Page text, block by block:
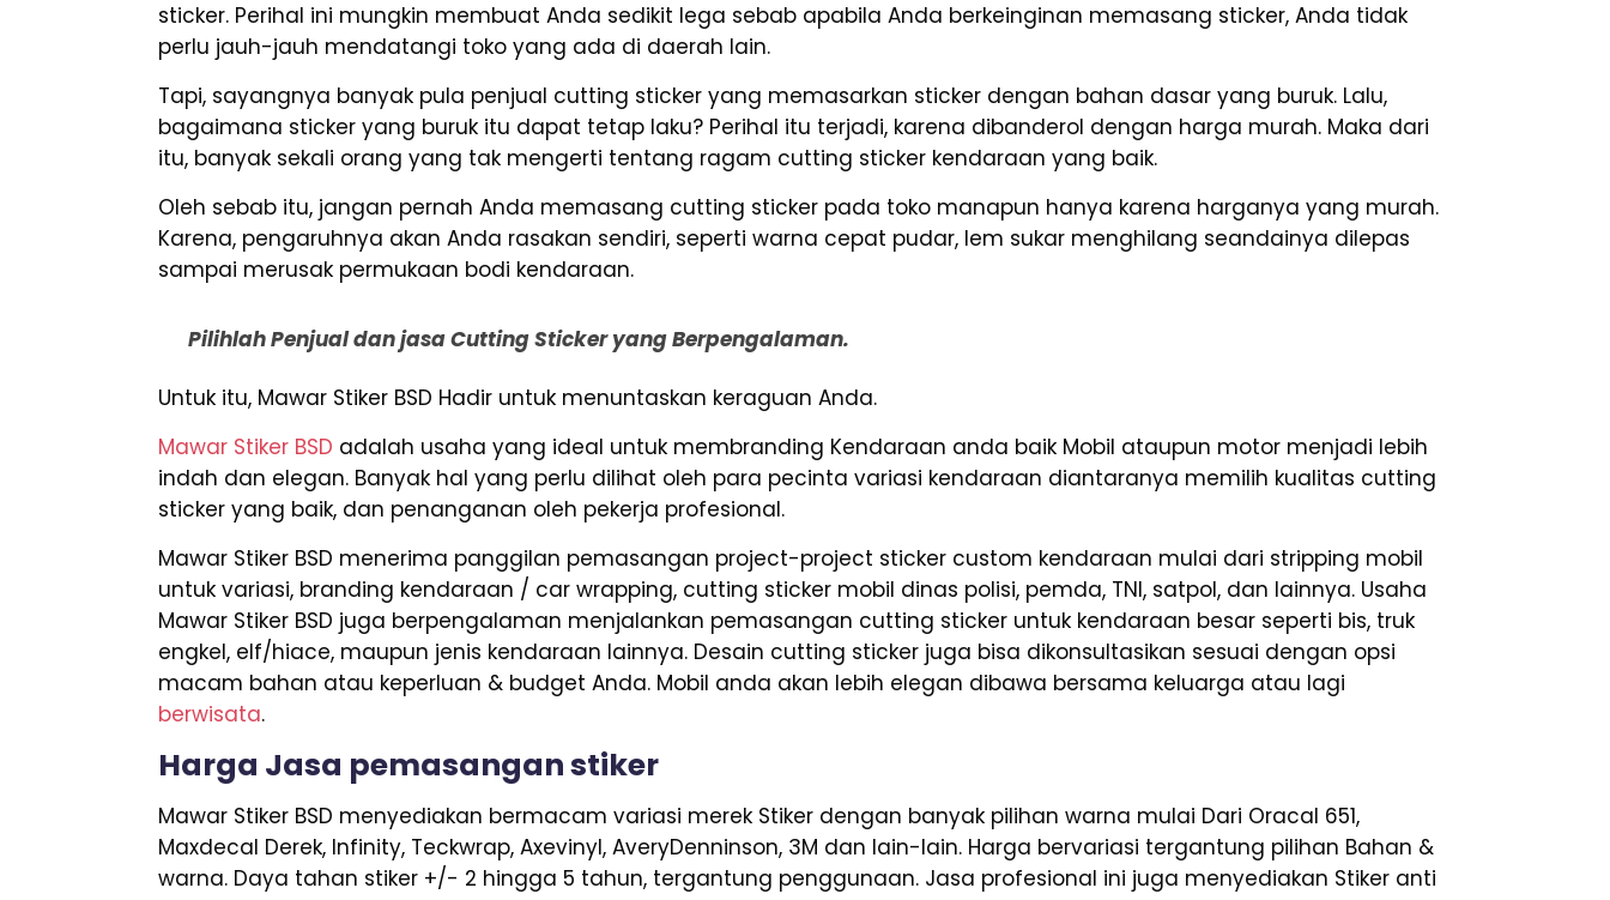
sticker. Perihal ini mungkin membuat Anda sedikit lega sebab apabila Anda berkeinginan memasang sticker, Anda tidak
perlu jauh-jauh mendatangi toko yang ada di daerah lain.
Tapi, sayangnya banyak pula penjual cutting sticker yang memasarkan sticker dengan bahan dasar yang buruk. Lalu,
bagaimana sticker yang buruk itu dapat tetap laku? Perihal itu terjadi, karena dibanderol dengan harga murah. Maka dari
itu, banyak sekali orang yang tak mengerti tentang ragam cutting sticker kendaraan yang baik.
Oleh sebab itu, jangan pernah Anda memasang cutting sticker pada toko manapun hanya karena harganya yang murah.
Karena, pengaruhnya akan Anda rasakan sendiri, seperti warna cepat pudar, lem sukar menghilang seandainya dilepas
sampai merusak permukaan bodi kendaraan.
Pilihlah Penjual dan jasa Cutting Sticker yang Berpengalaman.
Untuk itu, Mawar Stiker BSD Hadir untuk menuntaskan keraguan Anda.
Mawar Stiker BSD adalah usaha yang ideal untuk membranding Kendaraan anda baik Mobil ataupun motor menjadi lebih
indah dan elegan. Banyak hal yang perlu dilihat oleh para pecinta variasi kendaraan diantaranya memilih kualitas cutting
sticker yang baik, dan penanganan oleh pekerja profesional.
Mawar Stiker BSD menerima panggilan pemasangan project-project sticker custom kendaraan mulai dari stripping mobil
untuk variasi, branding kendaraan / car wrapping, cutting sticker mobil dinas polisi, pemda, TNI, satpol, dan lainnya. Usaha
Mawar Stiker BSD juga berpengalaman menjalankan pemasangan cutting sticker untuk kendaraan besar seperti bis, truk
engkel, elf/hiace, maupun jenis kendaraan lainnya. Desain cutting sticker juga bisa dikonsultasikan sesuai dengan opsi
macam bahan atau keperluan & budget Anda. Mobil anda akan lebih elegan dibawa bersama keluarga atau lagi
berwisata.
Harga Jasa pemasangan stiker
Mawar Stiker BSD menyediakan bermacam variasi merek Stiker dengan banyak pilihan warna mulai Dari Oracal 651,
Maxdecal Derek, Infinity, Teckwrap, Axevinyl, AveryDenninson, 3M dan lain-lain. Harga bervariasi tergantung pilihan Bahan &
warna. Daya tahan stiker +/- 2 hingga 5 tahun, tergantung penggunaan. Jasa profesional ini juga menyediakan Stiker anti